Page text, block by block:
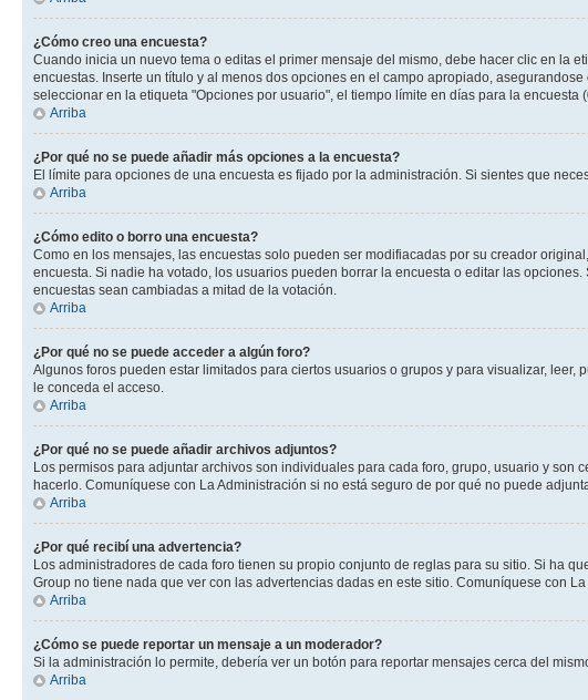
¿Cómo creo una encuesta?
Cuando inicia un nuevo tema o editas el primer mensaje del mismo, debe hacer clic en la
encuestas. Inserte un título y al menos dos opciones en el campo apropiado,
seleccionar en la etiqueta "Opciones por usuario", el tiempo límite en días para la
Arriba
¿Por qué no se puede añadir más opciones a la encuesta?
El límite para opciones de una encuesta es fijado por la administración. Si sientes que
Arriba
¿Cómo edito o borro una encuesta?
Como en los mensajes, las encuestas solo pueden ser modifiacadas por su creador
encuesta. Si nadie ha votado, los usuarios pueden borrar la encuesta o editar las
encuestas sean cambiadas a mitad de la votación.
Arriba
¿Por qué no se puede acceder a algún foro?
Algunos foros pueden estar limitados para ciertos usuarios o grupos y para visualizar,
le conceda el acceso.
Arriba
¿Por qué no se puede añadir archivos adjuntos?
Los permisos para adjuntar archivos son individuales para cada foro, grupo, usuario y
hacerlo. Comuníquese con La Administración si no está seguro de por qué no puede
Arriba
¿Por qué recibí una advertencia?
Los administradores de cada foro tienen su propio conjunto de reglas para su sitio. Si ha
Group no tiene nada que ver con las advertencias dadas en este sitio. Comuníquese con
Arriba
¿Cómo se puede reportar un mensaje a un moderador?
Si la administración lo permite, debería ver un botón para reportar mensajes cerca del
Arriba